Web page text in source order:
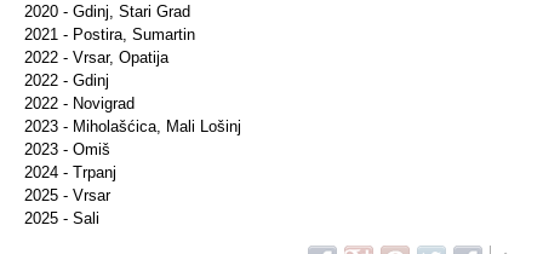
2020 - Gdinj, Stari Grad
2021 - Postira, Sumartin
2022 - Vrsar, Opatija
2022 - Gdinj
2022 - Novigrad
2023 - Miholašćica, Mali Lošinj
2023 - Omiš
2024 - Trpanj
2025 - Vrsar
2025 - Sali